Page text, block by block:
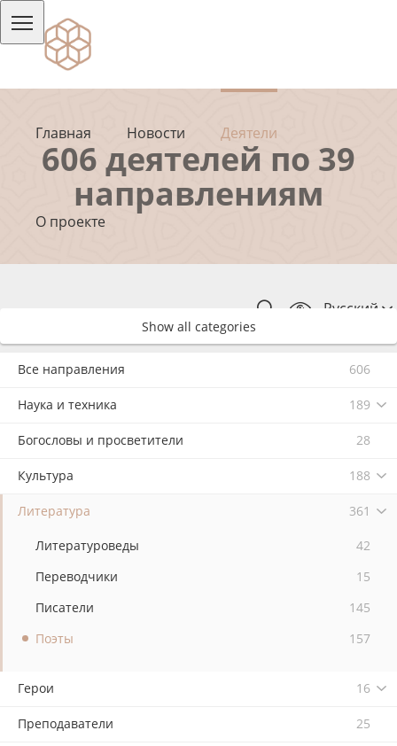
Главная Новости Деятели
О проекте
Русский
606 деятелей по 39
направлениям
Show all categories
Все направления 606
Наука и техника 189
Богословы и просветители 28
Культура 188
Литература 361
Литературоведы
42
Переводчики
15
Писатели
145
Поэты
157
Герои 16
Преподаватели 25